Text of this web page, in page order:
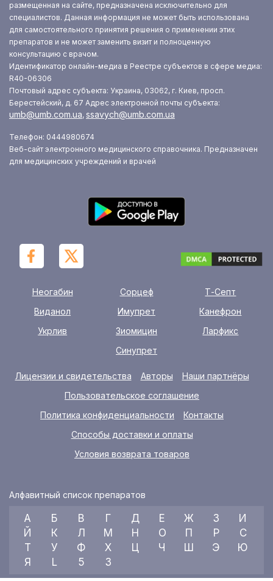
размещенная на сайте, предназначена исключительно для
специалистов. Данная информация не может быть использована
для самостоятельного принятия решения о применении этих
препаратов и не может заменить визит и полноценную
консультацию с врачом.
Идентификатор онлайн-медиа в Реестре субъектов в сфере медиа:
R40-06306
Почтовый адрес субъекта: Украина, 03062, г. Киев, просп.
Берестейский, д. 67 Адрес электронной почты субъекта:
umb@umb.com.ua, ssavych@umb.com.ua
Телефон: 0444980674
Веб-сайт электронного медицинского справочника. Предназначен
для медицинских учреждений и врачей
Неогабин Сорцеф
Т-Септ
Виданол
Имупрет
Канефрон
Укрлив
Зиомицин
Ларфикс
Синупрет
Лицензии и свидетельства Авторы
Наши партнёры
Пользовательское соглашение
Политика конфиденциальности
Контакты
Способы доставки и оплаты
Условия возврата товаров
Алфавитный список препаратов
А Б В Г Д Е Ж З
И
Й
К Л М Н О П Р
С
Т
У Ф Х Ц Ч Ш Э
Ю
Я
L 5 3